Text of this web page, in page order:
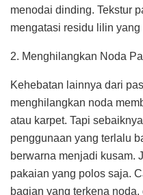
menodai dinding. Tekstur
mengatasi residu lilin
2. Menghilangkan Noda
Kehebatan lainnya dari
menghilangkan noda
atau karpet. Tapi
penggunaan yang terlalu
berwarna menjadi kusam.
pakaian yang polos saja.
bagian yang terkena